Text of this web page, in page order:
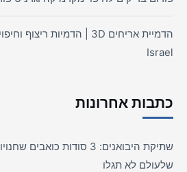
Israel
כתבות אחרונות
שתיקת היבואנים: 3 סודות
שלעולם לא תגלו